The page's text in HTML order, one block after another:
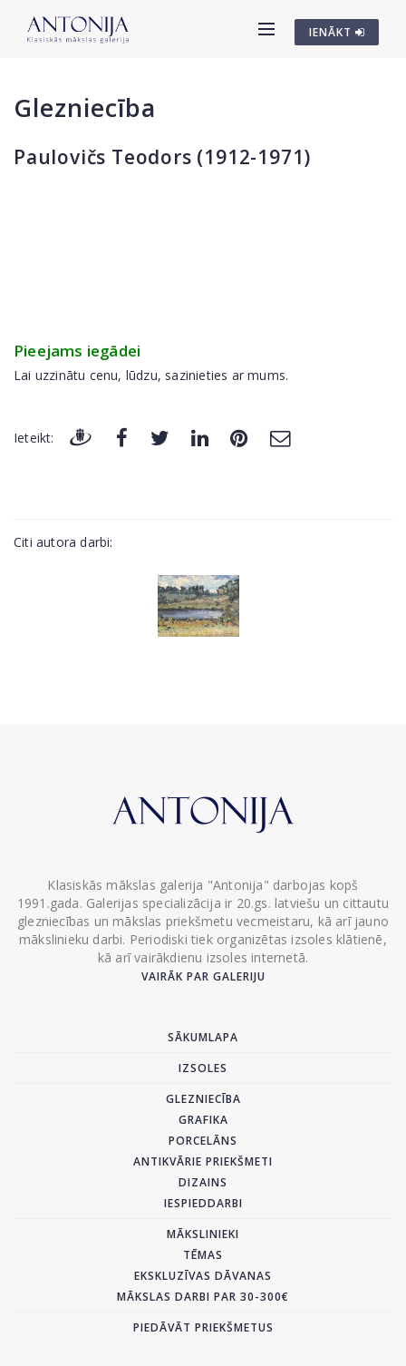
IENĀKT
Glezniecība
Paulovičs Teodors (1912-1971)
Pieejams iegādei
Lai uzzinātu cenu, lūdzu, sazinieties ar mums.
Ieteikt:
Citi autora darbi:
Klasiskās mākslas galerija "Antonija" darbojas kopš
1991.gada. Galerijas specializācija ir 20.gs. latviešu un cittautu
glezniecības un mākslas priekšmetu vecmeistaru, kā arī jauno
mākslinieku darbi. Periodiski tiek organizētas izsoles klātienē,
kā arī vairākdienu izsoles internetā.
VAIRĀK PAR GALERIJU
SĀKUMLAPA
IZSOLES
GLEZNIECĪBA
GRAFIKA
PORCELĀNS
ANTIKVĀRIE PRIEKŠMETI
DIZAINS
IESPIEDDARBI
MĀKSLINIEKI
TĒMAS
EKSKLUZĪVAS DĀVANAS
MĀKSLAS DARBI PAR 30-300€
PIEDĀVĀT PRIEKŠMETUS